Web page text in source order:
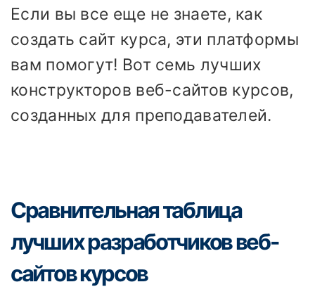
Если вы все еще не знаете, как
создать сайт курса, эти платформы
вам помогут! Вот семь лучших
конструкторов веб-сайтов курсов,
созданных для преподавателей.
Сравнительная таблица
лучших разработчиков веб-
сайтов курсов